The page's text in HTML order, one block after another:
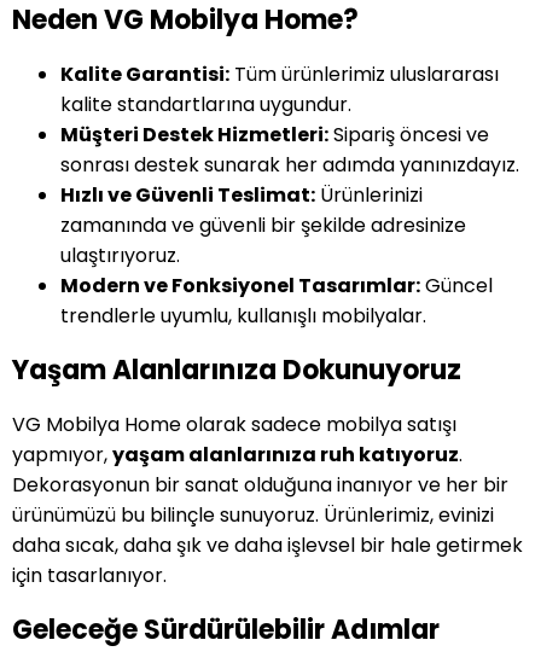
Neden VG Mobilya Home?
Kalite Garantisi: Tüm ürünlerimiz uluslararası
kalite standartlarına uygundur.
Müşteri Destek Hizmetleri:Sipariş öncesi ve
sonrası destek sunarak her adımda yanınızdayız.
Hızlı ve Güvenli Teslimat: Ürünlerinizi
zamanında ve güvenli bir şekilde adresinize
ulaştırıyoruz.
Modern ve Fonksiyonel Tasarımlar:Güncel
trendlerle uyumlu, kullanışlı mobilyalar.
Yaşam Alanlarınıza Dokunuyoruz
VG Mobilya Home olarak sadece mobilya satışı
yapmıyor,yaşam alanlarınıza ruh katıyoruz.
Dekorasyonun bir sanat olduğuna inanıyor ve her bir
ürünümüzü bu bilinçle sunuyoruz. Ürünlerimiz, evinizi
daha sıcak, daha şık ve daha işlevsel bir hale getirmek
için tasarlanıyor.
Geleceğe Sürdürülebilir Adımlar